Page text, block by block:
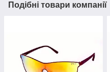
Подібні товари компанії